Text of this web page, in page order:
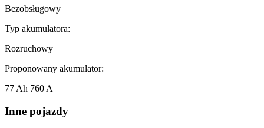
Bezobsługowy
Typ akumulatora:
Rozruchowy
Proponowany akumulator:
77 Ah 760 A
Inne pojazdy